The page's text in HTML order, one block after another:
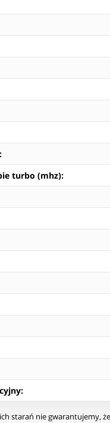
:
turbo (mhz):
:
starań nie gwarantujemy,